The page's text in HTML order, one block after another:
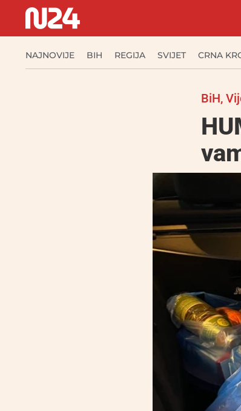
NAJNOVIJE BIH REGIJA SVIJET CRNA
BiH,